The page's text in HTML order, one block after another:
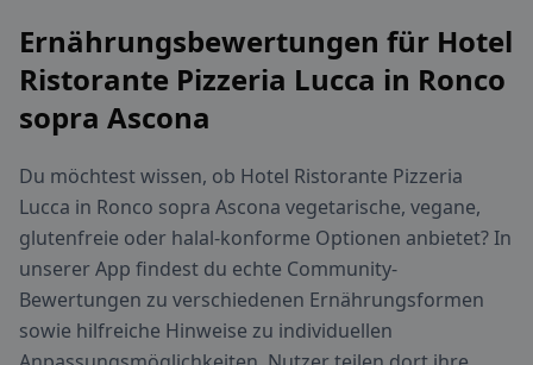
Ernährungsbewertungen für Hotel
Ristorante Pizzeria Lucca in Ronco
sopra Ascona
Du möchtest wissen, ob Hotel Ristorante Pizzeria
Lucca in Ronco sopra Ascona vegetarische, vegane,
glutenfreie oder halal-konforme Optionen anbietet? In
unserer App findest du echte Community-
Bewertungen zu verschiedenen Ernährungsformen
sowie hilfreiche Hinweise zu individuellen